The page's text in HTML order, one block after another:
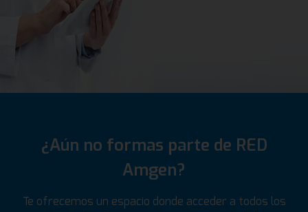
¿Aún no formas parte de RED
Amgen?
Te ofrecemos un espacio donde acceder a todos los